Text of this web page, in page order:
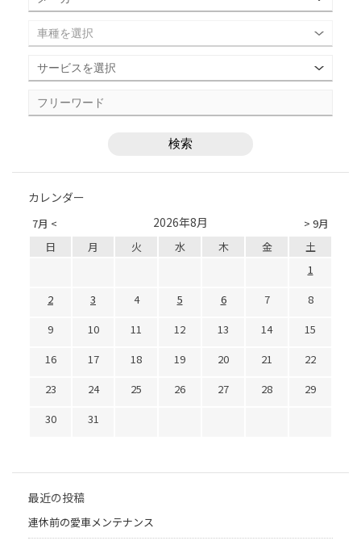
カレンダー
7月 < > 9月
2026年8月
日 月 火 水 木 金
土
1
2
3 4 5 6 7
8
9
10 11 12 13 14
15
16
17 18 19 20 21
22
23
24 25 26 27 28
29
30
31
最近の投稿
連休前の愛車メンテナンス